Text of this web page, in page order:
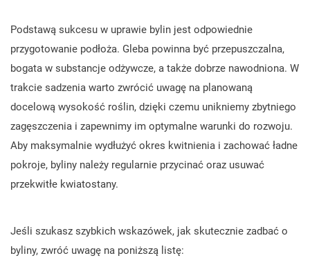
Podstawą sukcesu w uprawie bylin jest odpowiednie
przygotowanie podłoża. Gleba powinna być przepuszczalna,
bogata w substancje odżywcze, a także dobrze nawodniona. W
trakcie sadzenia warto zwrócić uwagę na planowaną
docelową wysokość roślin, dzięki czemu unikniemy zbytniego
zagęszczenia i zapewnimy im optymalne warunki do rozwoju.
Aby maksymalnie wydłużyć okres kwitnienia i zachować ładne
pokroje, byliny należy regularnie przycinać oraz usuwać
przekwitłe kwiatostany.
Jeśli szukasz szybkich wskazówek, jak skutecznie zadbać o
byliny, zwróć uwagę na poniższą listę: